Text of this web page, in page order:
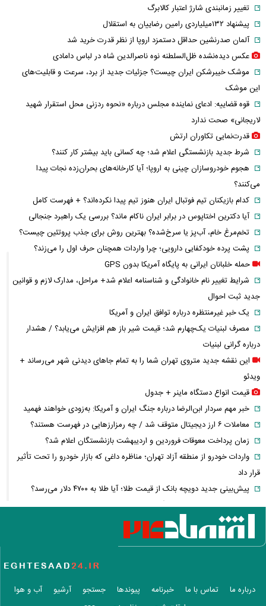
تغییر زمانبندی‌ شارژ اعتبار کالابرگ
پیشنهاد ۱۳۲میلیاردی رامین رضاییان به استقلال
آلمان صدرنشین حداقل دستمزد اروپا از نظر قدرت خرید شد
عکس دیده‌نشده ظل‌السلطنه نوه ناصرالدین شاه در لباس دامادی
موشک خیبرشکن ایران چیست؟ جزئیات جدید از برد، سرعت و قابلیت‌های
این موشک
قوه قضاییه: ادعای نماینده مجلس درباره «نحوه ردزنی محل استقرار شهید
لاریجانی» صحت ندارد
قدرت‌نمایی تکاوران ارتش
شرط جدید بازنشستگی اعلام شد؛ چه کسانی باید بیشتر کار کنند؟
هجوم خودروسازان چینی به اروپا؛ آیا کارخانه‌های بحران‌زده نجات پیدا
می‌کنند؟
کدام بازیکنان تیم فوتبال ایران هنوز تیم پیدا نکرده‌اند؟ + فهرست کامل
آیا دکترین اختاپوس در برابر ایران ناکام ماند؟ بررسی یک راهبرد جنجالی
تخم‌مرغ خام، آب‌پز یا سرخ‌شده؟ بهترین روش برای جذب پروتئین چیست؟
پشت پرده خودکفایی دارویی؛ چرا واردات همچنان حرف اول را می‌زند؟
حمله خلبانان ایرانی به پایگاه آمریکا بدون GPS
شرایط تغییر نام خانوادگی و شناسنامه اعلام شد+ مراحل، مدارک لازم و قوانین
جدید ثبت احوال
یک خبر غیرمنتظره درباره توافق ایران و آمریکا
مصرف لبنیات یک‌چهارم شد؛ قیمت شیر باز هم افزایش می‌یابد؟ / هشدار
درباره گرانی لبنیات
این نقشه جدید متروی تهران شما را به تمام جاهای دیدنی شهر می‌رساند +
ویدئو
قیمت انواع دستگاه ماینر + جدول
خبر مهم سردار ابن‌الرضا درباره جنگ ایران و آمریکا: به‌زودی خواهند فهمید
معاملات ۶ ارز دیجیتال متوقف شد / چه رمزارزهایی در فهرست هستند؟
زمان پرداخت معوقات فروردین و اردیبهشت بازنشستگان اعلام شد؟
واردات خودرو از منطقه آزاد تهران؛ مناظره داغی که بازار خودرو را تحت تأثیر
قرار داد
پیش‌بینی جدید دویچه‌ بانک از قیمت طلا؛ آیا طلا به ۴۷۰۰ دلار می‌رسد؟
حقوق ۲۷۷۱ یورویی برای کارگران؛ کدام کشور رکورددار حداقل دستمزد شد؟
نگاهی به آخرین وضعیت تنگه هرمز
ترامپ مدعی شد: ایران با من تماس گرفت و برای حمله آماده‌ایم
سانسور عجیب تلویزیون همه را متعجب کرد
شرایط فعال‌سازی کیف پول ایران اعلام شد
درباره ما تماس با ما خبرنامه پیوندها جستجو آرشیو
آب و هوا